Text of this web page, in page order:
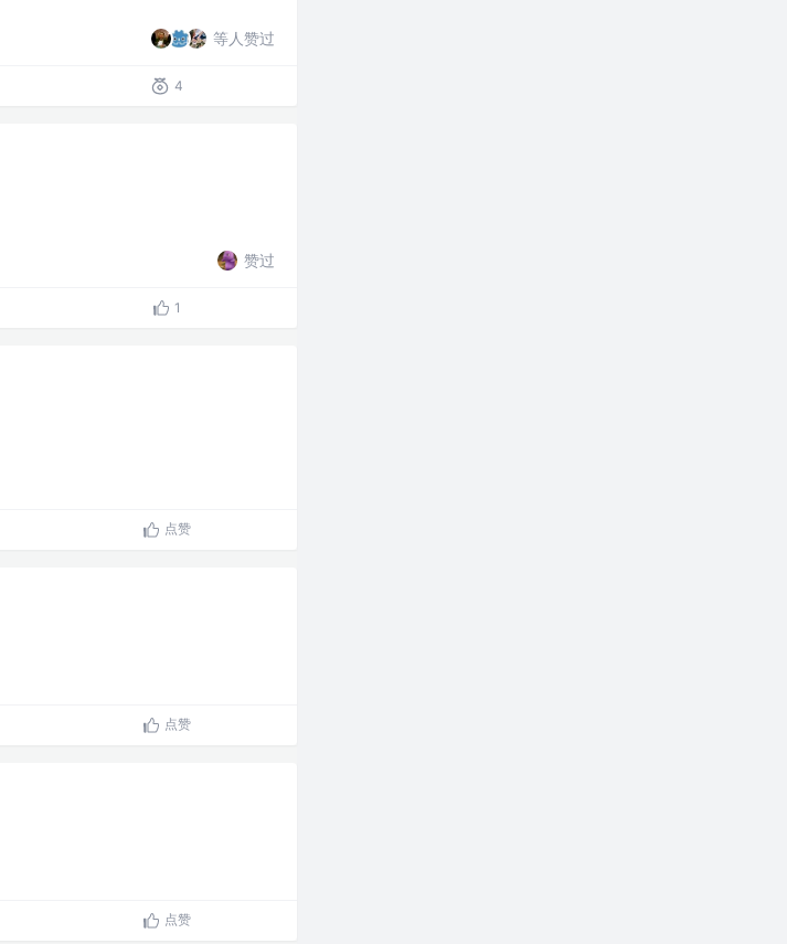
等人赞过
4
赞过
1
点赞
点赞
点赞